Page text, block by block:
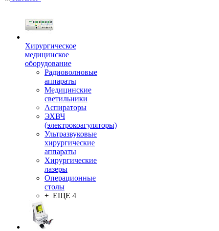
Хирургическое
медицинское
оборудование
Радиоволновые
аппараты
Медицинские
светильники
Аспираторы
ЭХВЧ
(электрокоагуляторы)
Ультразвуковые
хирургические
аппараты
Хирургические
лазеры
Операционные
столы
+ ЕЩЕ 4